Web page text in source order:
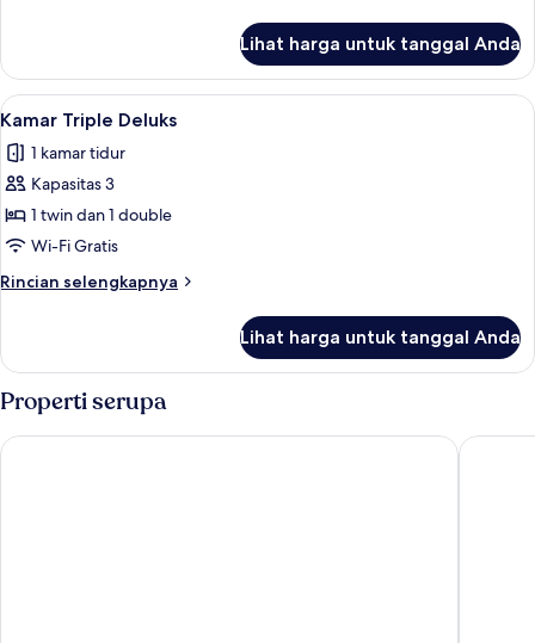
Kamar
Twin
Deluks
Lihat harga untuk tanggal Anda
Lihat
semua
foto
untuk
Kamar
Triple
Deluks
Kamar Triple Deluks | 1 kamar tidur,
4
Kamar Triple Deluks
1 kamar tidur
Kapasitas 3
1 twin dan 1 double
Wi-Fi Gratis
Rincian selengkapnya
Rincian
Kamar
Triple
Deluks
Lihat harga untuk tanggal Anda
Properti serupa
Livotel Hotel Hua Mak Bangkok Nasa